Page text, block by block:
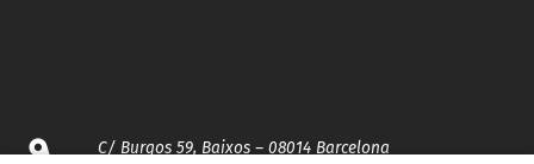
C/ Burgos 59, Baixos – 08014 Barcelona